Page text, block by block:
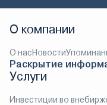
О компании
О насНовости
Раскрытие
Услуги
Инвестиции во